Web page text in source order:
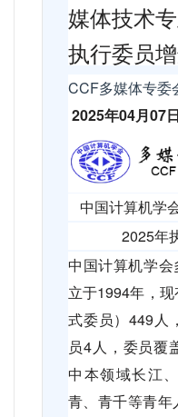
媒体技术
执行委员
CCF多媒体专委
2025年04月07日
中国计算机学
2025年
中国计算机学
立于1994年，现
式委员）449人
员4人，委员覆
中本领域长江
青、青千等青年